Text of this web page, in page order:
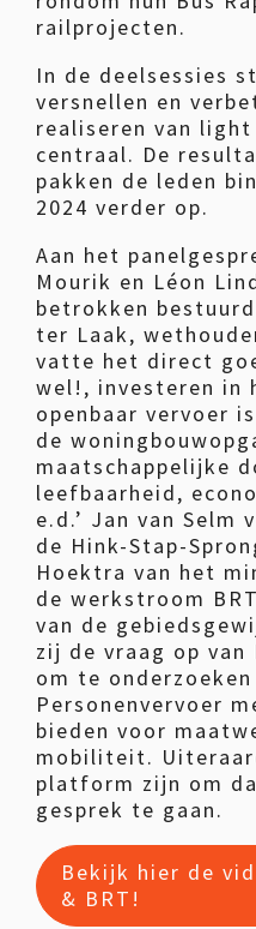
railprojecten.
In de deelsessies
versnellen en
realiseren van light
centraal. De
pakken de leden
2024 verder op.
Aan het
Mourik en Léon
betrokken
ter Laak,
vatte het direct
wel!, investeren in
openbaar vervoer
de
maatschappelijke
leefbaarheid,
e.d.’ Jan van Selm
de Hink-Stap-
Hoektra van het
de werkstroom
van de
zij de vraag op van
om te
Personenvervoer
bieden voor
mobiliteit.
platform zijn om
gesprek te gaan.
Bekijk hier de
& BRT!